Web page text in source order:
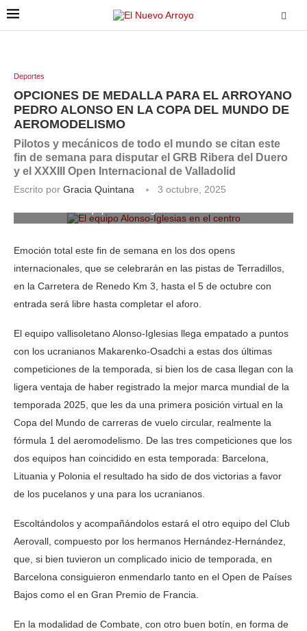
Deportes
OPCIONES DE MEDALLA PARA EL ARROYANO
PEDRO ALONSO EN LA COPA DEL MUNDO DE
AEROMODELISMO
Pilotos y mecánicos de todo el mundo se citan este
fin de semana para disputar el GRB Ribera del Duero
y el XXXIII Open Internacional de Valladolid
Escrito por Gracia Quintana
3 octubre, 2025
Emoción total este fin de semana en los dos opens
internacionales, que se celebrarán en las pistas de Terradillos,
en la Carretera de Renedo Km 3, hasta el 5 de octubre con
entrada será libre hasta completar el aforo.
El equipo vallisoletano Alonso-Iglesias llega empatado a puntos
con los ucranianos Makarenko-Osadchi a estas dos últimas
competiciones de la temporada, si bien los de casa llegan con la
ligera ventaja de haber registrado la mejor marca mundial de la
temporada 2025, que les da una primera posición virtual en la
Copa del Mundo de carreras de vuelo circular, realmente la
fórmula 1 del aeromodelismo. De las tres competiciones que los
dos equipos han coincidido en esta temporada: Barcelona,
Lituania y Polonia el resultado ha sido de dos victorias a favor
de los pucelanos y una para los ucranianos.
Escoltándolos y acompañándolos estará el otro equipo del Club
Aerovall, compuesto por los hermanos Hernández-Hernández,
que, si bien tuvieron un complicado inicio de temporada, en
Barcelona consiguieron enmendarlo tanto en el Open de Países
Bajos como el en Gran Premio de Francia.
En la modalidad de Combate, con otro buen botín, en forma de